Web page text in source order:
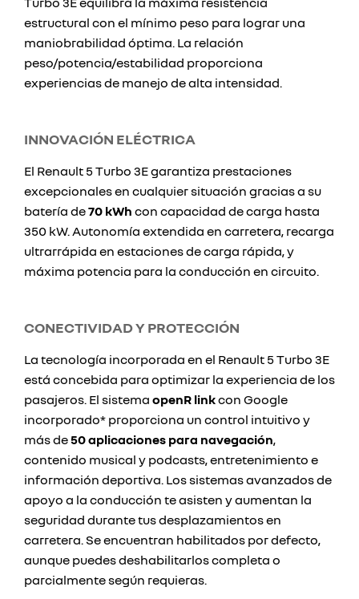
estructural con el mínimo peso para lograr una
maniobrabilidad óptima. La relación
peso/potencia/estabilidad proporciona
experiencias de manejo de alta intensidad.
INNOVACIÓN ELÉCTRICA
El Renault 5 Turbo 3E garantiza prestaciones
excepcionales en cualquier situación gracias a su
batería de70 kWh con capacidad de carga hasta
350 kW. Autonomía extendida en carretera, recarga
ultrarrápida en estaciones de carga rápida, y
máxima potencia para la conducción en circuito.
CONECTIVIDAD Y PROTECCIÓN
La tecnología incorporada en el Renault 5 Turbo 3E
está concebida para optimizar la experiencia de los
pasajeros. El sistema openR linkcon Google
incorporado* proporciona un control intuitivo y
más de50 aplicaciones para navegación,
contenido musical y podcasts, entretenimiento e
información deportiva. Los sistemas avanzados de
apoyo a la conducción te asisten y aumentan la
seguridad durante tus desplazamientos en
carretera. Se encuentran habilitados por defecto,
aunque puedes deshabilitarlos completa o
parcialmente según requieras.